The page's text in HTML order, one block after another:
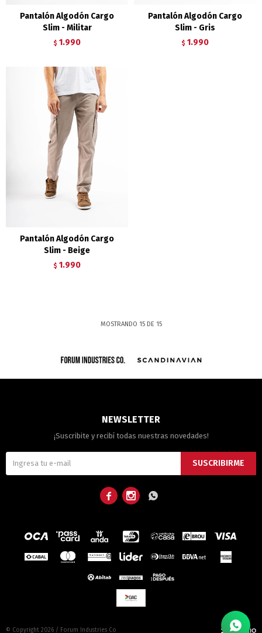
Pantalón Algodón Cargo
Slim - Militar
$ 1.990
Pantalón Algodón Cargo
Slim - Gris
$ 1.990
Pantalón Algodón Cargo
Slim - Beige
$ 1.990
MOSTRANDO 15DE 15
NEWSLETTER
¡Suscribite y recibí todas nuestras novedades!
SUSCRIBIRME
  
© Copyright 2026 / Forum Industries Co